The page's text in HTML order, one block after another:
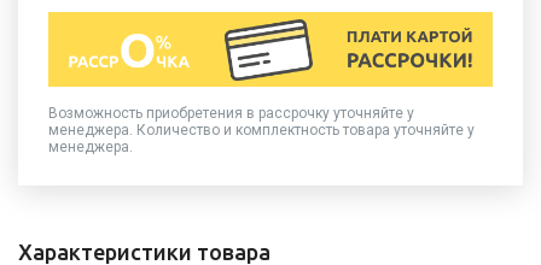
Возможность приобретения в рассрочку уточняйте у
менеджера. Количество и комплектность товара уточняйте у
менеджера.
Характеристики товара